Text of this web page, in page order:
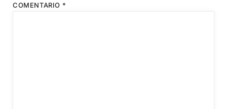
COMENTARIO *